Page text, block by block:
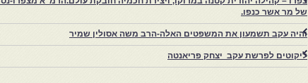
של מר אשר כנפו.
והיה עקב תשמעון את המשפטים האלה-הרב משה אסולין שמיר
ליקוטים לפרשת עקב יצחק פריאנטה